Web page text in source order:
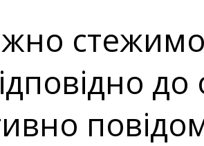
стежимо